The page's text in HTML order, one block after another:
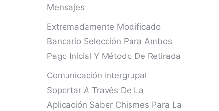
Mensajes
Extremadamente Modificado
Bancario Selección Para Ambos
Pago Inicial Y Método De Retirada
Comunicación Intergrupal
Soportar A Través De La
Aplicación Saber Chismes Para La